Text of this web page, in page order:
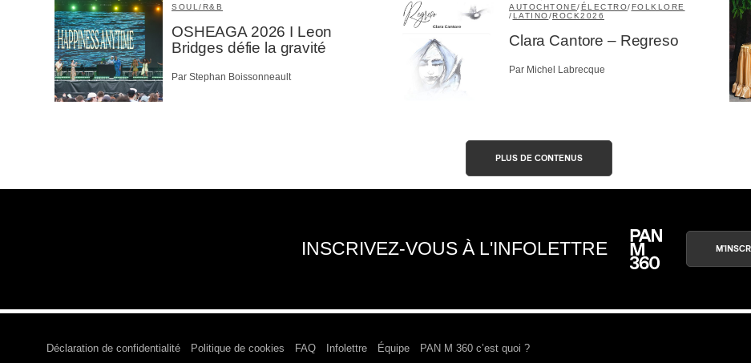
SOUL/R&B
OSHEAGA 2026 I Leon
Bridges défie la gravité
Par Stephan Boissonneault
AUTOCHTONE/ÉLECTRO/FOLKLORE
/LATINO/ROCK2026
Clara Cantore – Regreso
Par Michel Labrecque
PLUS DE CONTENUS
INSCRIVEZ-VOUS À L'INFOLETTRE
Déclaration de confidentialité Politique de cookies FAQ Infolettre Équipe PAN M 360 c’est quoi ?